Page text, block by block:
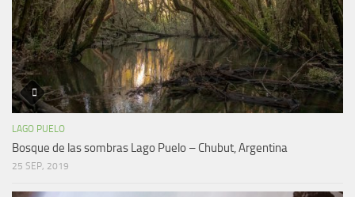
LAGO PUELO
Bosque de las sombras Lago Puelo – Chubut, Argentina
25 SEP, 2019